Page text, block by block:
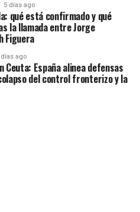
5 días ago
qué está confirmado y qué
la llamada entre Jorge
Figuera
días ago
España alinea defensas
del control fronterizo y la